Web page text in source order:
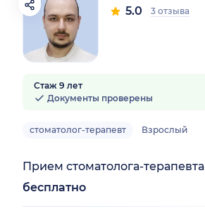
5.0 3 отзыва
Стаж 9 лет
Документы проверены
стоматолог-терапевт Взрослый
Прием стоматолога-терапевта
бесплатно